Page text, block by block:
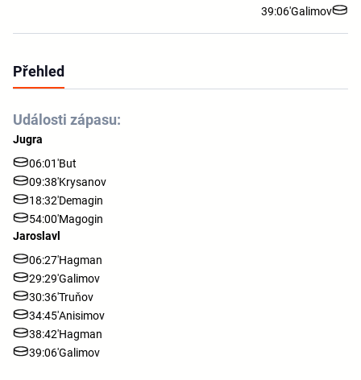
39:06'Galimov
Přehled
Události zápasu:
Jugra
06:01'But
09:38'Krysanov
18:32'Demagin
54:00'Magogin
Jaroslavl
06:27'Hagman
29:29'Galimov
30:36'Truňov
34:45'Anisimov
38:42'Hagman
39:06'Galimov